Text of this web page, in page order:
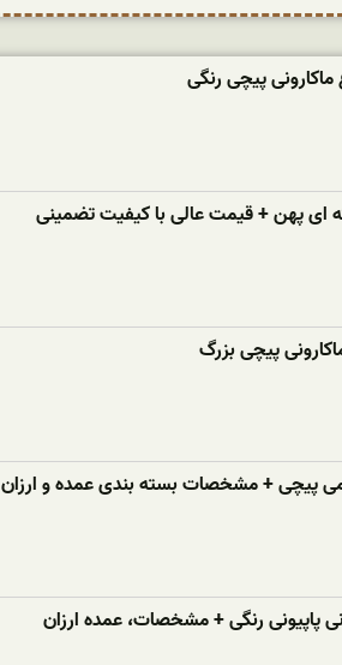
پیچی رنگی
ای پهن + قیمت عالی با کیفیت تضمینی
پیچی بزرگ
پیچی + مشخصات بسته بندی عمده و ارزان
پاپیونی رنگی + مشخصات، عمده ارزان